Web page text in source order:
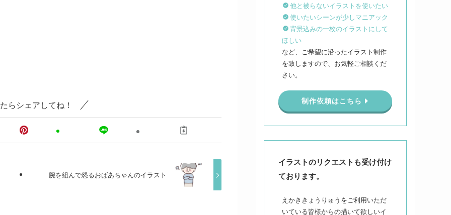
らシェアしてね！
腕を組んで怒るおばあちゃんのイラスト
他と被らないイラストを使いたい
使いたいシーンが少しマニアック
背景込みの一枚のイラストにして
ほしい
など、ご希望に沿ったイラスト制作
を致しますので、お気軽ご相談くだ
さい。
制作依頼はこちら
イラストのリクエストも受け付け
ております。
えかききょうりゅうをご利用いただ
いている皆様からの描いて欲しいイ